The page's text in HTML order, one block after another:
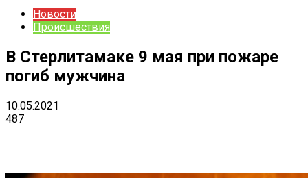
Новости
Происшествия
В Стерлитамаке 9 мая при пожаре
погиб мужчина
10.05.2021
487